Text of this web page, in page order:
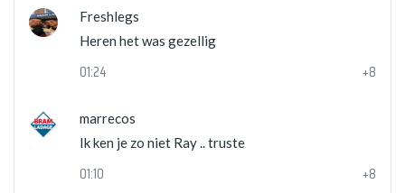
Freshlegs
Heren het was gezellig
01:24 +8
marrecos
Ik ken je zo niet Ray .. truste
01:10 +8